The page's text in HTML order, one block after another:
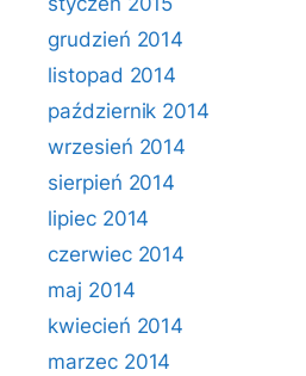
grudzień 2014
listopad 2014
październik 2014
wrzesień 2014
sierpień 2014
lipiec 2014
czerwiec 2014
maj 2014
kwiecień 2014
marzec 2014